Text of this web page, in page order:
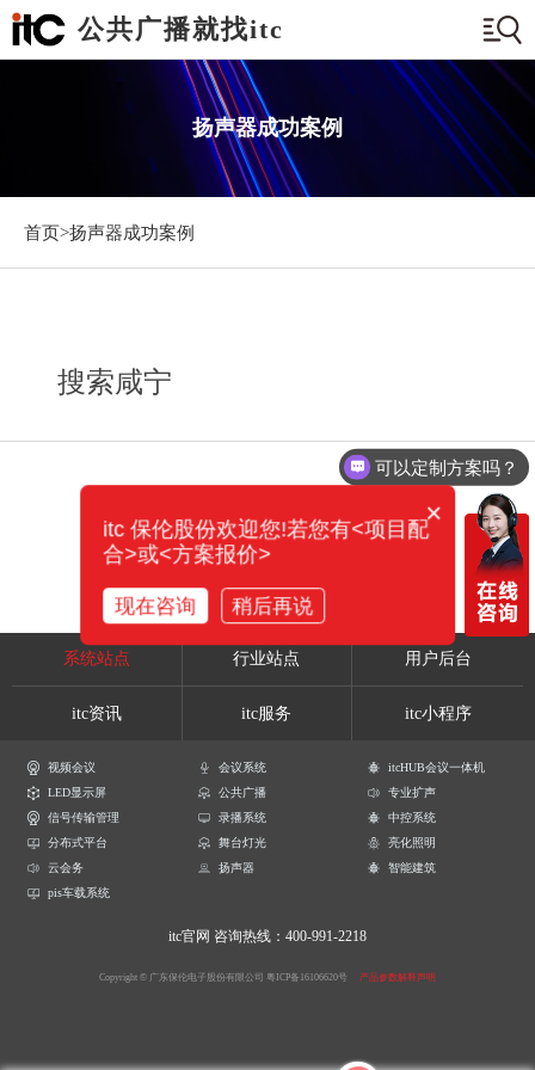
公共广播就找itc
扬声器成功案例
首页>扬声器成功案例
搜索咸宁
系统站点 行业站点 用户后台
itc资讯 itc服务 itc小程序
视频会议 会议系统
itcHUB会议一体机
LED显示屏
公共广播
专业扩声
信号传输管理
录播系统
中控系统
分布式平台
舞台灯光
亮化照明
云会务
扬声器
智能建筑
pis车载系统
itc官网 咨询热线：400-991-2218
Copyright © 广东保伦电子股份有限公司 粤ICP备16106620号 产品参数解释声明
可以定制方案吗？
×
itc 保伦股份欢迎您!若您有<项目配
合>或<方案报价>
现在咨询 稍后再说